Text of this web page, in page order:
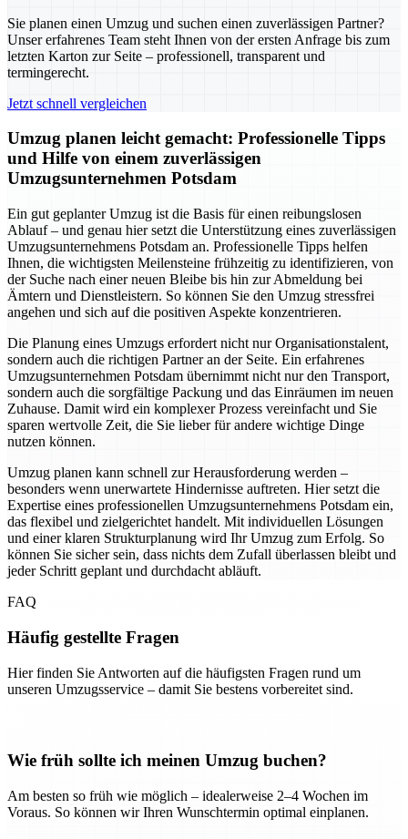
Sie planen einen Umzug und suchen einen zuverlässigen Partner?
Unser erfahrenes Team steht Ihnen von der ersten Anfrage bis zum
letzten Karton zur Seite – professionell, transparent und
termingerecht.
Jetzt schnell vergleichen
Umzug planen leicht gemacht: Professionelle Tipps
und Hilfe von einem zuverlässigen
Umzugsunternehmen Potsdam
Ein gut geplanter Umzug ist die Basis für einen reibungslosen
Ablauf – und genau hier setzt die Unterstützung eines zuverlässigen
Umzugsunternehmens Potsdam an. Professionelle Tipps helfen
Ihnen, die wichtigsten Meilensteine frühzeitig zu identifizieren, von
der Suche nach einer neuen Bleibe bis hin zur Abmeldung bei
Ämtern und Dienstleistern. So können Sie den Umzug stressfrei
angehen und sich auf die positiven Aspekte konzentrieren.
Die Planung eines Umzugs erfordert nicht nur Organisationstalent,
sondern auch die richtigen Partner an der Seite. Ein erfahrenes
Umzugsunternehmen Potsdam übernimmt nicht nur den Transport,
sondern auch die sorgfältige Packung und das Einräumen im neuen
Zuhause. Damit wird ein komplexer Prozess vereinfacht und Sie
sparen wertvolle Zeit, die Sie lieber für andere wichtige Dinge
nutzen können.
Umzug planen kann schnell zur Herausforderung werden –
besonders wenn unerwartete Hindernisse auftreten. Hier setzt die
Expertise eines professionellen Umzugsunternehmens Potsdam ein,
das flexibel und zielgerichtet handelt. Mit individuellen Lösungen
und einer klaren Strukturplanung wird Ihr Umzug zum Erfolg. So
können Sie sicher sein, dass nichts dem Zufall überlassen bleibt und
jeder Schritt geplant und durchdacht abläuft.
FAQ
Häufig gestellte Fragen
Hier finden Sie Antworten auf die häufigsten Fragen rund um
unseren Umzugsservice – damit Sie bestens vorbereitet sind.
Wie früh sollte ich meinen Umzug buchen?
Am besten so früh wie möglich – idealerweise 2–4 Wochen im
Voraus. So können wir Ihren Wunschtermin optimal einplanen.